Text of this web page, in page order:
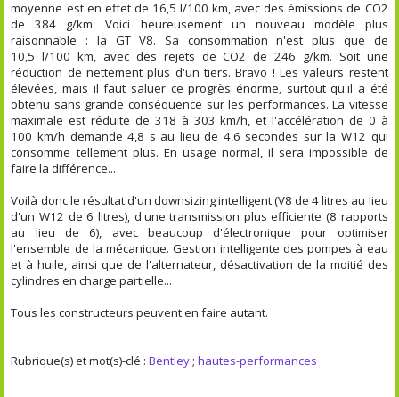
moyenne est en effet de 16,5 l/100 km, avec des émissions de CO2
de 384 g/km. Voici heureusement un nouveau modèle plus
raisonnable : la GT V8. Sa consommation n'est plus que de
10,5 l/100 km, avec des rejets de CO2 de 246 g/km. Soit une
réduction de nettement plus d'un tiers. Bravo ! Les valeurs restent
élevées, mais il faut saluer ce progrès énorme, surtout qu'il a été
obtenu sans grande conséquence sur les performances. La vitesse
maximale est réduite de 318 à 303 km/h, et l'accélération de 0 à
100 km/h demande 4,8 s au lieu de 4,6 secondes sur la W12 qui
consomme tellement plus. En usage normal, il sera impossible de
faire la différence...
Voilà donc le résultat d'un downsizing intelligent (V8 de 4 litres au lieu
d'un W12 de 6 litres), d'une transmission plus efficiente (8 rapports
au lieu de 6), avec beaucoup d'électronique pour optimiser
l'ensemble de la mécanique. Gestion intelligente des pompes à eau
et à huile, ainsi que de l'alternateur, désactivation de la moitié des
cylindres en charge partielle...
Tous les constructeurs peuvent en faire autant.
Rubrique(s) et mot(s)-clé :Bentley;hautes-performances